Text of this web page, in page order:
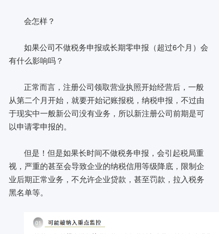
会怎样？
如果公司不做税务申报或长期零申报（超过6个月）会
有什么影响吗？
正常而言，注册公司领取营业执照开始经营后，一般
从第二个月开始，就要开始记账报税，纳税申报，不过由
于现实中一般新公司没有业务，所以新注册公司前期是可
以申请零申报的。
但是！但是如果长时间不做税务申报，会引起税局重
视，严重的甚至会导致企业的纳税信用等级降底，限制企
业后期正常业务，不允许企业贷款，甚至罚款，拉入税务
黑名单等。